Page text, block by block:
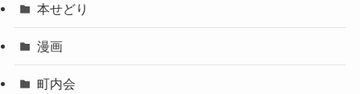
本せどり
漫画
町内会